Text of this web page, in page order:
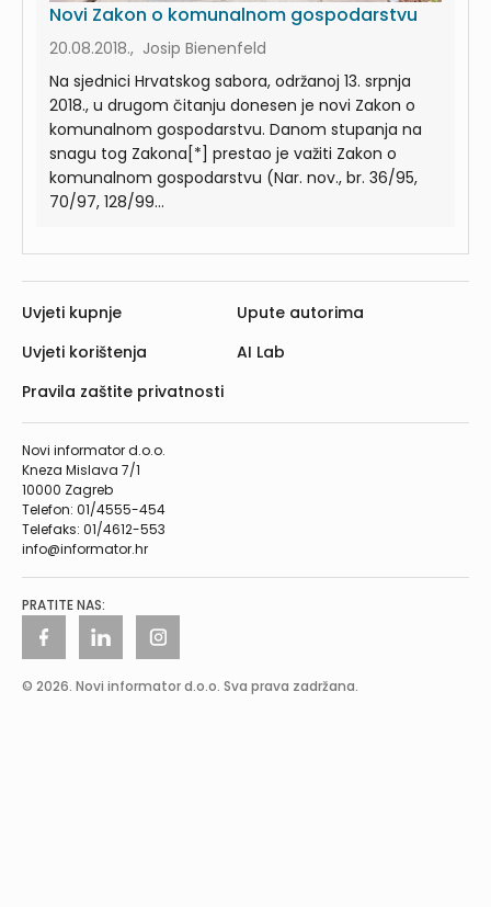
Novi Zakon o komunalnom gospodarstvu
20.08.2018., Josip Bienenfeld
Na sjednici Hrvatskog sabora, održanoj 13. srpnja
2018., u drugom čitanju donesen je novi Zakon o
komunalnom gospodarstvu. Danom stupanja na
snagu tog Zakona[*] prestao je važiti Zakon o
komunalnom gospodarstvu (Nar. nov., br. 36/95,
70/97, 128/99...
Novi informator d.o.o.
Kneza Mislava 7/1
10000 Zagreb
Telefon: 01/4555-454
Telefaks: 01/4612-553
info@informator.hr
PRATITE NAS:
Uvjeti kupnje
Uvjeti korištenja
Pravila zaštite privatnosti
Upute autorima
AI Lab
© 2026. Novi informator d.o.o. Sva prava zadržana.